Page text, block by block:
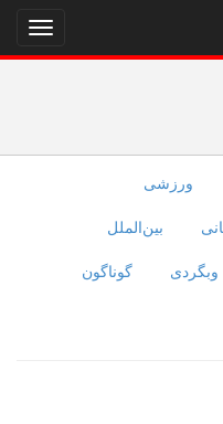
نمایش
منو
ورزشی
بین‌الملل
وبگردی گوناگون